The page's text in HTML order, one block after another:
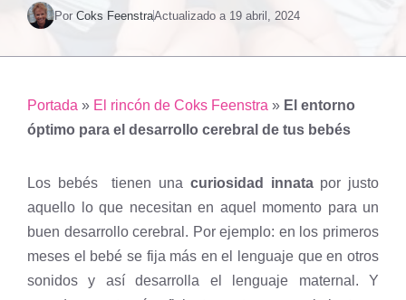
Por Coks FeenstraActualizado a 19 abril, 2024
Portada » El rincón de Coks Feenstra » El entorno
óptimo para el desarrollo cerebral de tus bebés
Los bebés tienen una curiosidad innatapor justo
aquello lo que necesitan en aquel momento para un
buen desarrollo cerebral. Por ejemplo: en los primeros
meses el bebé se fija más en el lenguaje que en otros
sonidos y así desarrolla el lenguaje maternal. Y